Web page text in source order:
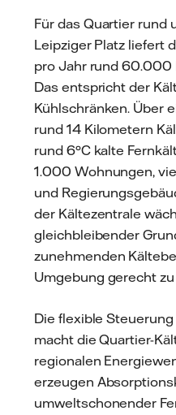
Für das Quartier rund
Leipziger Platz liefert
pro Jahr rund 60.000
Das entspricht der
Kühlschränken. Über
rund 14 Kilometern
rund 6°C kalte
1.000 Wohnungen,
und
der Kältezentrale
gleichbleibender
zunehmenden
Umgebung gerecht
Die flexible
macht die Quartier-
regionalen
erzeugen
umweltschonender